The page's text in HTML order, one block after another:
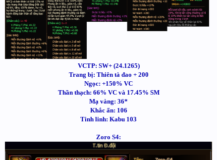
VCTP: SW+ (24.1265)
Trang bị: Thiên tà đao + 200
Ngọc: +150% VC
Thần thạch: 66% VC và 17.45% SM
Mạ vàng: 36*
Khắc ấn: 106
Tinh linh: Kabu 103
Zoro S4: